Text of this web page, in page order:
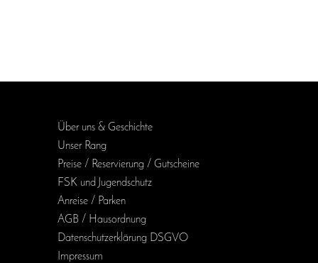
Über uns & Geschichte
Unser Rang
Preise / Reservierung / Gutscheine
FSK und Jugendschutz
Anreise / Parken
AGB / Haus­ordnung
Daten­schutz­erklärung DSGVO
Impressum